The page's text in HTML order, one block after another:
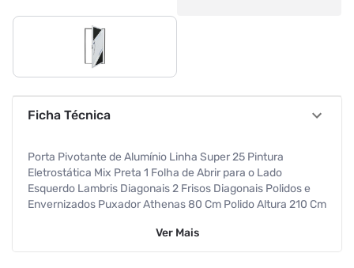
Ficha Técnica
Porta Pivotante de Alumínio Linha Super 25 Pintura
Eletrostática Mix Preta 1 Folha de Abrir para o Lado
Esquerdo Lambris Diagonais 2 Frisos Diagonais Polidos e
Envernizados Puxador Athenas 80 Cm Polido Altura 210 Cm
contra defeitos de fabricação
Ver Mais